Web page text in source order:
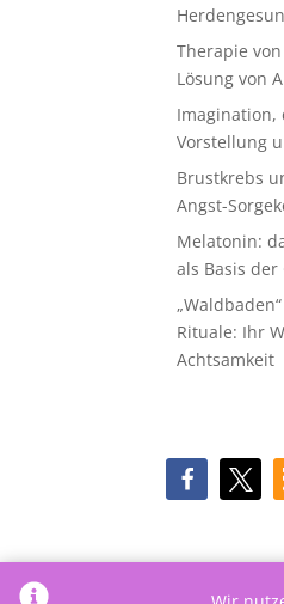
Therapie
Lösung von
Imagination,
Vorstellung
Brustkrebs
Angst-
Melatonin:
als Basis
Rituale: Ihr
Achtsamkeit